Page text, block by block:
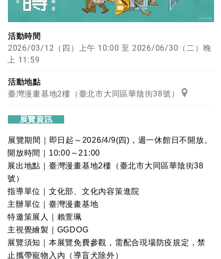
活動時間
2026/03/12（四）上午 10:00 至 2026/06/30（二）晚
上 11:59
活動地點
臺灣漫畫基地2樓（臺北市大同區華陰街38號）
展覽資訊
展覽期間｜即日起～2026/4/9(四)，週一休館日不開放。
開放時間｜10:00～21:00
展出地點｜臺灣漫畫基地2樓（臺北市大同區華陰街38
號）
指導單位｜文化部、文化內容策進院
主辦單位｜臺灣漫畫基地
特邀策展人｜賴萱珮
主視覺繪製｜GGDOG
展覽須知｜本展覽免費參觀，需配合現場防疫規定，禁
止攜帶寵物入內（導盲犬除外）